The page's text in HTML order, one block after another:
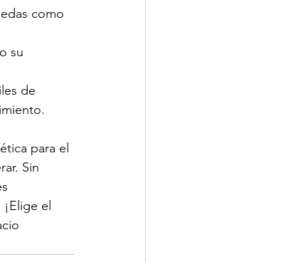
como
su
de
para el
Sin
el